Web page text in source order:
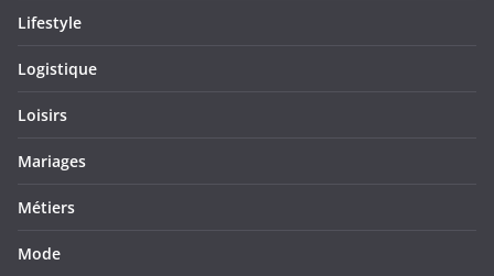
Lifestyle
Logistique
Loisirs
Mariages
Métiers
Mode